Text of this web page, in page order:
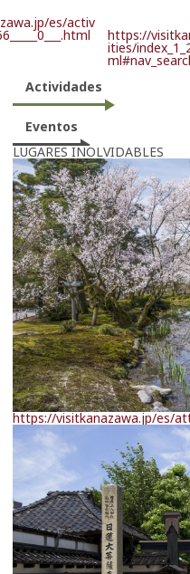
es/activ
https://
ities/
Actividades
Eventos
LUGARES INOLVIDABLES
https://visitkanazawa.jp/es/